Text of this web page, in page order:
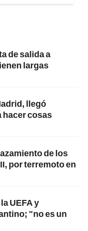
de salida a
largas
llegó
hacer cosas
de los
por terremoto en
UEFA y
"no es un